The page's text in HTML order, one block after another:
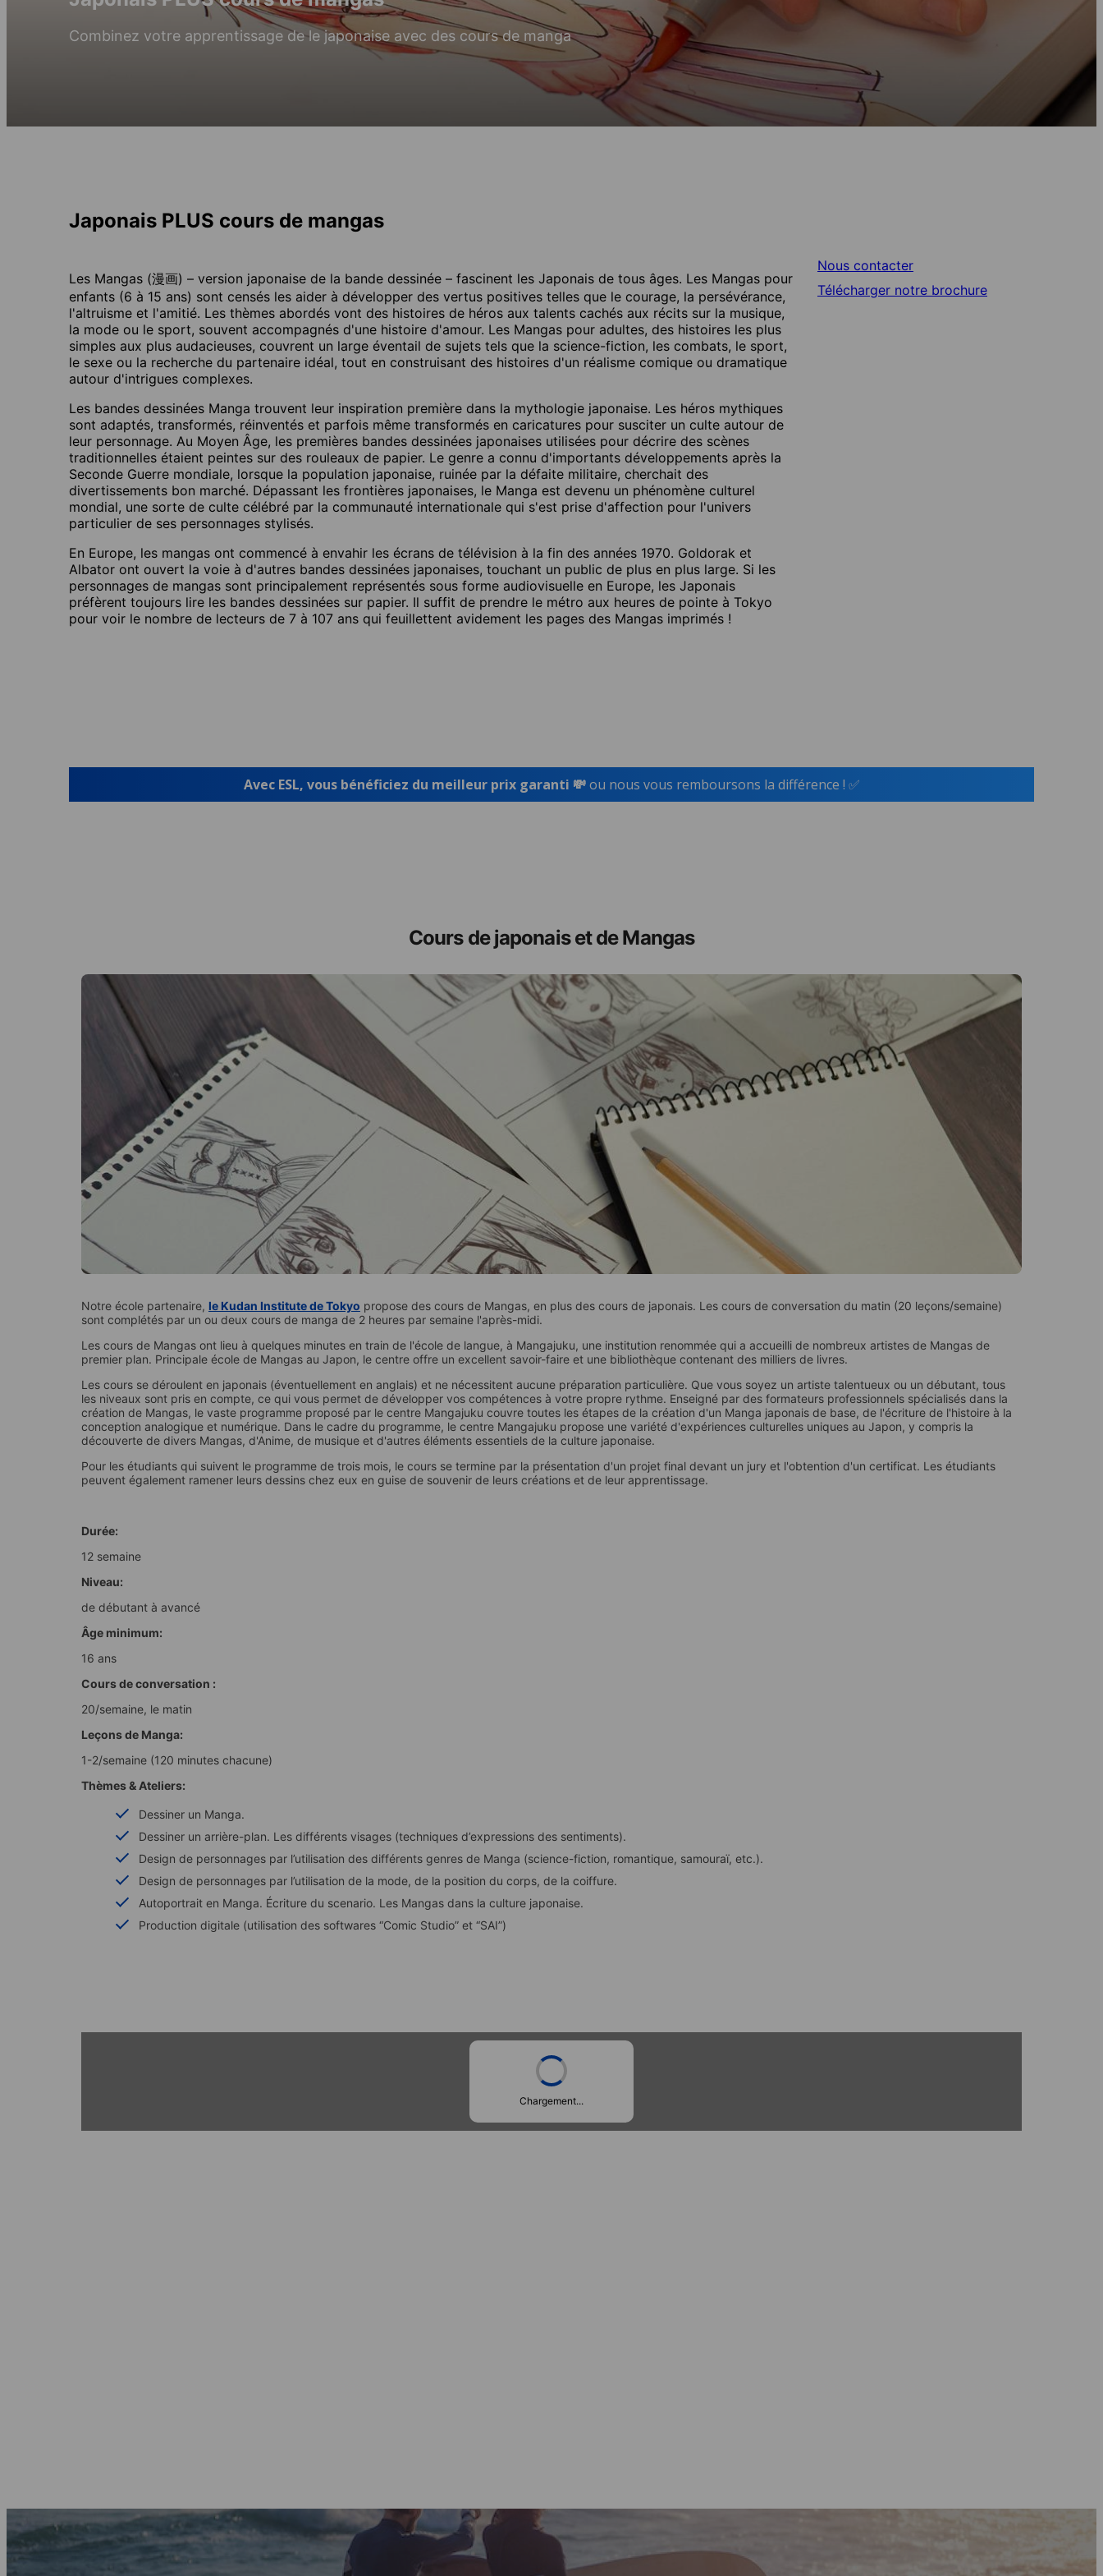
Combinez votre apprentissage de le japonaise avec des cours de manga
Japonais PLUS cours de mangas
Les Mangas (漫画) – version japonaise de la bande dessinée – fascinent les Japonais de tous âges. Les Mangas pour
enfants (6 à 15 ans) sont censés les aider à développer des vertus positives telles que le courage, la persévérance,
l'altruisme et l'amitié. Les thèmes abordés vont des histoires de héros aux talents cachés aux récits sur la musique,
la mode ou le sport, souvent accompagnés d'une histoire d'amour. Les Mangas pour adultes, des histoires les plus
simples aux plus audacieuses, couvrent un large éventail de sujets tels que la science-fiction, les combats, le sport,
le sexe ou la recherche du partenaire idéal, tout en construisant des histoires d'un réalisme comique ou dramatique
autour d'intrigues complexes.
Les bandes dessinées Manga trouvent leur inspiration première dans la mythologie japonaise. Les héros mythiques
sont adaptés, transformés, réinventés et parfois même transformés en caricatures pour susciter un culte autour de
leur personnage. Au Moyen Âge, les premières bandes dessinées japonaises utilisées pour décrire des scènes
traditionnelles étaient peintes sur des rouleaux de papier. Le genre a connu d'importants développements après la
Seconde Guerre mondiale, lorsque la population japonaise, ruinée par la défaite militaire, cherchait des
divertissements bon marché. Dépassant les frontières japonaises, le Manga est devenu un phénomène culturel
mondial, une sorte de culte célébré par la communauté internationale qui s'est prise d'affection pour l'univers
particulier de ses personnages stylisés.
En Europe, les mangas ont commencé à envahir les écrans de télévision à la fin des années 1970. Goldorak et
Albator ont ouvert la voie à d'autres bandes dessinées japonaises, touchant un public de plus en plus large. Si les
personnages de mangas sont principalement représentés sous forme audiovisuelle en Europe, les Japonais
préfèrent toujours lire les bandes dessinées sur papier. Il suffit de prendre le métro aux heures de pointe à Tokyo
pour voir le nombre de lecteurs de 7 à 107 ans qui feuillettent avidement les pages des Mangas imprimés !
Nous contacter
Télécharger notre brochure
Avec ESL, vous bénéficiez du meilleur prix garanti 💸ou nous vous remboursons la différence ! ✅
Cours de japonais et de Mangas
Notre école partenaire, le Kudan Institute de Tokyo propose des cours de Mangas, en plus des cours de japonais. Les cours de conversation du matin (20 leçons/semaine)
sont complétés par un ou deux cours de manga de 2 heures par semaine l'après-midi.
Les cours de Mangas ont lieu à quelques minutes en train de l'école de langue, à Mangajuku, une institution renommée qui a accueilli de nombreux artistes de Mangas de
premier plan. Principale école de Mangas au Japon, le centre offre un excellent savoir-faire et une bibliothèque contenant des milliers de livres.
Les cours se déroulent en japonais (éventuellement en anglais) et ne nécessitent aucune préparation particulière. Que vous soyez un artiste talentueux ou un débutant, tous
les niveaux sont pris en compte, ce qui vous permet de développer vos compétences à votre propre rythme. Enseigné par des formateurs professionnels spécialisés dans la
création de Mangas, le vaste programme proposé par le centre Mangajuku couvre toutes les étapes de la création d'un Manga japonais de base, de l'écriture de l'histoire à la
conception analogique et numérique. Dans le cadre du programme, le centre Mangajuku propose une variété d'expériences culturelles uniques au Japon, y compris la
découverte de divers Mangas, d'Anime, de musique et d'autres éléments essentiels de la culture japonaise.
Pour les étudiants qui suivent le programme de trois mois, le cours se termine par la présentation d'un projet final devant un jury et l'obtention d'un certificat. Les étudiants
peuvent également ramener leurs dessins chez eux en guise de souvenir de leurs créations et de leur apprentissage.
Durée:
12 semaine
Niveau:
de débutant à avancé
Âge minimum:
16 ans
Cours de conversation :
20/semaine, le matin
Leçons de Manga:
1-2/semaine (120 minutes chacune)
Thèmes & Ateliers:
Dessiner un Manga.
Dessiner un arrière-plan. Les différents visages (techniques d’expressions des sentiments).
Design de personnages par l’utilisation des différents genres de Manga (science-fiction, romantique, samouraï, etc.).
Design de personnages par l’utilisation de la mode, de la position du corps, de la coiffure.
Autoportrait en Manga. Écriture du scenario. Les Mangas dans la culture japonaise.
Production digitale (utilisation des softwares “Comic Studio” et “SAI”)
Chargement...